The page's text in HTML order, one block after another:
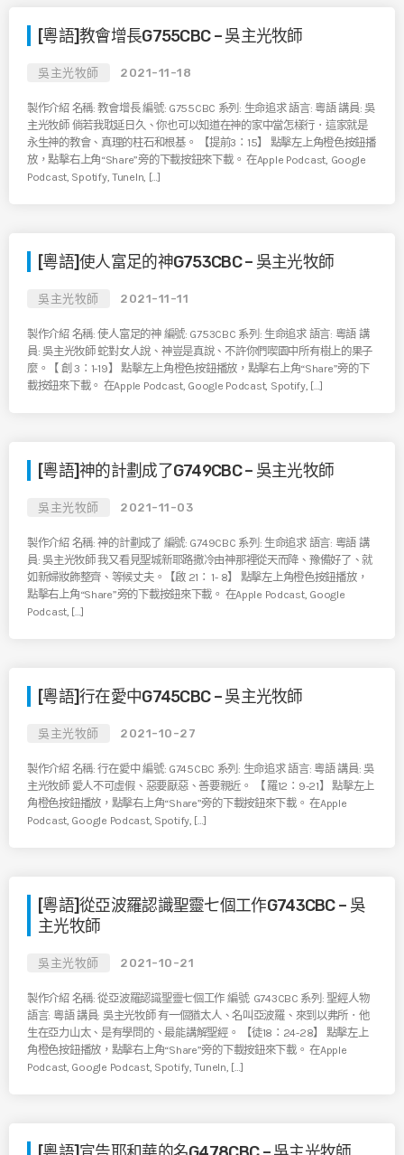
[粵語]教會增長G755CBC – 吳主光牧師
吳主光牧師 2021-11-18
製作介紹 名稱: 教會增長 編號: G755CBC 系列: 生命追求 語言: 粵語 講員: 吳
主光牧師 倘若我耽延日久、你也可以知道在神的家中當怎樣行．這家就是
永生神的教會、真理的柱石和根基。 【提前3：15】 點擊左上角橙色按鈕播
放，點擊右上角“Share”旁的下載按鈕來下載。 在Apple Podcast, Google
Podcast, Spotify, TuneIn, […]
[粵語]使人富足的神G753CBC – 吳主光牧師
吳主光牧師 2021-11-11
製作介紹 名稱: 使人富足的神 編號: G753CBC 系列: 生命追求 語言: 粵語 講
員: 吳主光牧師 蛇對女人說、神豈是真說、不許你們喫園中所有樹上的果子
麼。【 創 3：1-19】 點擊左上角橙色按鈕播放，點擊右上角“Share”旁的下
載按鈕來下載。 在Apple Podcast, Google Podcast, Spotify, […]
[粵語]神的計劃成了G749CBC – 吳主光牧師
吳主光牧師 2021-11-03
製作介紹 名稱: 神的計劃成了 編號: G749CBC 系列: 生命追求 語言: 粵語 講
員: 吳主光牧師 我又看見聖城新耶路撒冷由神那裡從天而降、豫備好了、就
如新婦妝飾整齊、等候丈夫。【啟 21： 1- 8】 點擊左上角橙色按鈕播放，
點擊右上角“Share”旁的下載按鈕來下載。 在Apple Podcast, Google
Podcast, […]
[粵語]行在愛中G745CBC – 吳主光牧師
吳主光牧師 2021-10-27
製作介紹 名稱: 行在愛中 編號: G745CBC 系列: 生命追求 語言: 粵語 講員: 吳
主光牧師 愛人不可虛假、惡要厭惡、善要親近。 【 羅12：9-21】 點擊左上
角橙色按鈕播放，點擊右上角“Share”旁的下載按鈕來下載。 在Apple
Podcast, Google Podcast, Spotify, […]
[粵語]從亞波羅認識聖靈七個工作G743CBC – 吳
主光牧師
吳主光牧師 2021-10-21
製作介紹 名稱: 從亞波羅認識聖靈七個工作 編號: G743CBC 系列: 聖經人物
語言: 粵語 講員: 吳主光牧師 有一個猶太人、名叫亞波羅、來到以弗所．他
生在亞力山太、是有學問的、最能講解聖經。 【徒18：24-28】 點擊左上
角橙色按鈕播放，點擊右上角“Share”旁的下載按鈕來下載。 在Apple
Podcast, Google Podcast, Spotify, TuneIn, […]